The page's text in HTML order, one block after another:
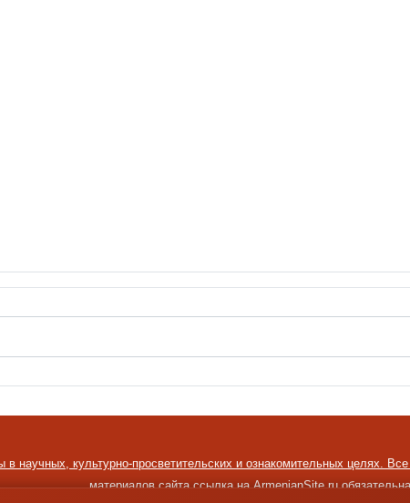
в научных, культурно-просветительских и ознакомительных целях.
материалов сайта ссылка на ArmenianSite.ru